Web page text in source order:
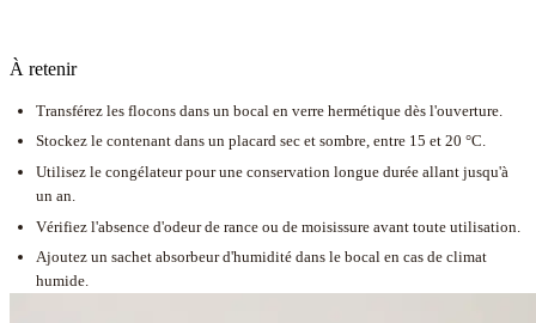
À retenir
Transférez les flocons dans un bocal en verre hermétique dès l'ouverture.
Stockez le contenant dans un placard sec et sombre, entre 15 et 20 °C.
Utilisez le congélateur pour une conservation longue durée allant jusqu'à
un an.
Vérifiez l'absence d'odeur de rance ou de moisissure avant toute utilisation.
Ajoutez un sachet absorbeur d'humidité dans le bocal en cas de climat
humide.